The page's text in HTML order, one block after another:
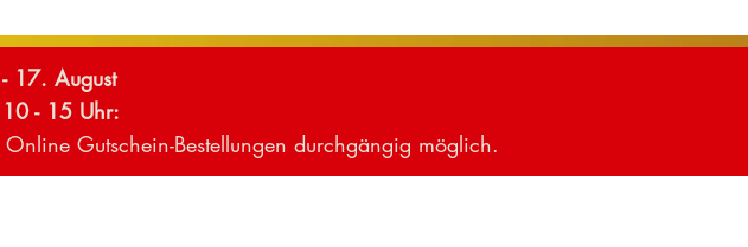
17. August
10 - 15 Uhr:
Gutschein-Bestellungen durchgängig möglich.